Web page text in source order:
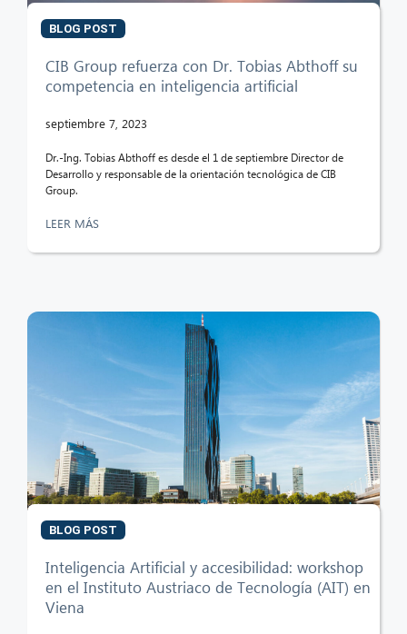
BLOG POST
CIB Group refuerza con Dr. Tobias Abthoff su
competencia en inteligencia artificial
septiembre 7, 2023
Dr.-Ing. Tobias Abthoff es desde el 1 de septiembre Director de
Desarrollo y responsable de la orientación tecnológica de CIB
Group.
LEER MÁS
BLOG POST
Inteligencia Artificial y accesibilidad: workshop
en el Instituto Austriaco de Tecnología (AIT) en
Viena